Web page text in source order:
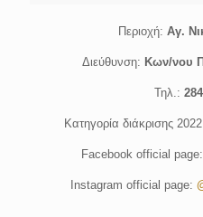
Περιοχή: Αγ.
Διεύθυνση: Κων/νου
Τηλ.:
Κατηγορία διάκρισης
Facebook official page:
Instagram official page: